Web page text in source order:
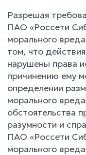
Разрешая
ПАО «Россети
морального
том, что
нарушены права
причинению ему
определении
морального
обстоятельства
разумности и
ПАО «Россети
морального